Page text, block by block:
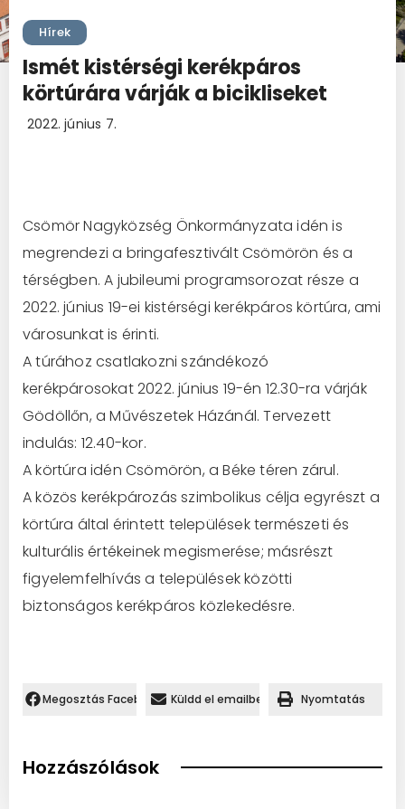
Hírek
Ismét kistérségi kerékpáros
körtúrára várják a bicikliseket
2022. június 7.
Csömör Nagyközség Önkormányzata idén is
megrendezi a bringafesztivált Csömörön és a
térségben. A jubileumi programsorozat része a
2022. június 19-ei kistérségi kerékpáros körtúra, ami
városunkat is érinti.
A túrához csatlakozni szándékozó
kerékpárosokat 2022. június 19-én 12.30-ra várják
Gödöllőn, a Művészetek Házánál. Tervezett
indulás: 12.40-kor.
A körtúra idén Csömörön, a Béke téren zárul.
A közös kerékpározás szimbolikus célja egyrészt a
körtúra által érintett települések természeti és
kulturális értékeinek megismerése; másrészt
figyelemfelhívás a települések közötti
biztonságos kerékpáros közlekedésre.
Megosztás Facebookon.Küldd el emailben Nyomtatás
Hozzászólások